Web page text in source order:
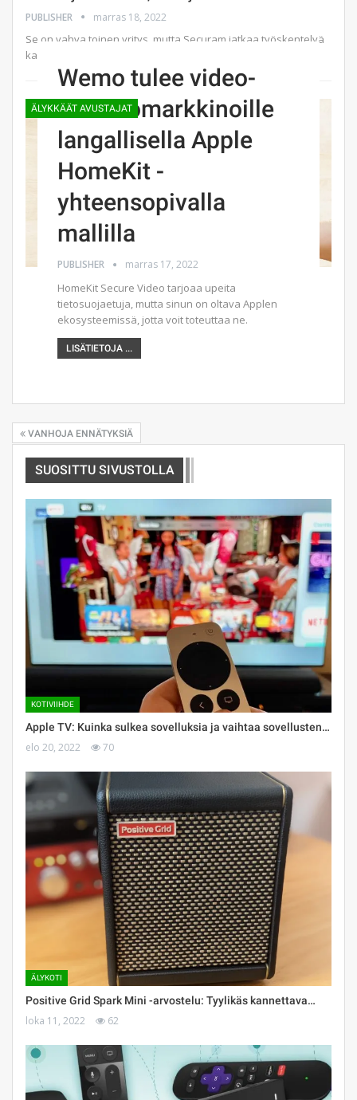
PUBLISHER marras 18, 2022
Se on vahva toinen yritys, mutta Securam jatkaa työskentelyä
kasvukipujen läpi.
ÄLYKKÄÄT AVUSTAJAT
Wemo tulee video-
ovikellomarkkinoille
langallisella Apple
HomeKit -
yhteensopivalla
mallilla
PUBLISHER marras 17, 2022
HomeKit Secure Video tarjoaa upeita
tietosuojaetuja, mutta sinun on oltava Applen
ekosysteemissä, jotta voit toteuttaa ne.
LISÄTIETOJA ...
VANHOJA ENNÄTYKSIÄ
SUOSITTU SIVUSTOLLA
KOTIVIIHDE
Apple TV: Kuinka sulkea sovelluksia ja vaihtaa sovellusten…
elo 20, 2022 70
ÄLYKOTI
Positive Grid Spark Mini -arvostelu: Tyylikäs kannettava…
loka 11, 2022 62